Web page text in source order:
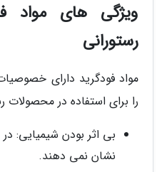
ویژگی های مواد
رستورانی
مواد فودگرید دارای
را برای استفاده در محصولات
بی اثر بودن شیمیایی:
نشان نمی دهند.